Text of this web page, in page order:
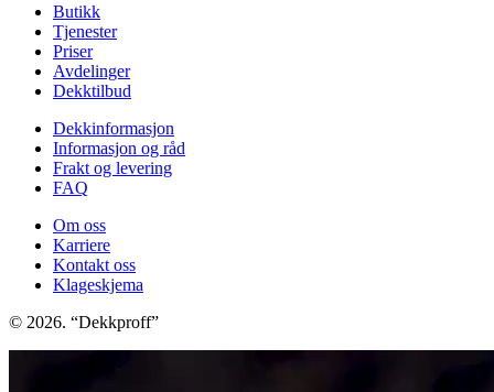
Butikk
Tjenester
Priser
Avdelinger
Dekktilbud
Dekkinformasjon
Informasjon og råd
Frakt og levering
FAQ
Om oss
Karriere
Kontakt oss
Klageskjema
© 2026. “Dekkproff”